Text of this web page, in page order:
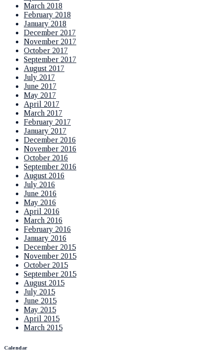
March 2018
February 2018
January 2018
December 2017
November 2017
October 2017
September 2017
August 2017
July 2017
June 2017
May 2017
April 2017
March 2017
February 2017
January 2017
December 2016
November 2016
October 2016
September 2016
August 2016
July 2016
June 2016
May 2016
April 2016
March 2016
February 2016
January 2016
December 2015
November 2015
October 2015
September 2015
August 2015
July 2015
June 2015
May 2015
April 2015
March 2015
Calendar